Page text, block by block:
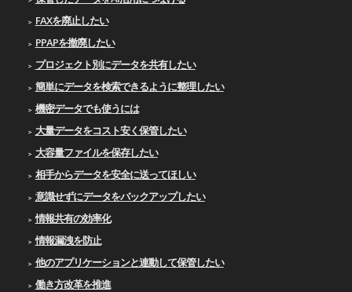
FAXを廃止したい
PPAPを撤廃したい
プロジェクト別にデータを共有したい
簡単にデータを検索できるように整理したい
機密データでも使うには
大量データをコスト安く保管したい
大容量ファイルを保存したい
相手からデータを安全に送ってほしい
意識せずにデータをバックアップしたい
情報共有の効率化
情報漏洩を防止
他のアプリケーションと連動して保管したい
働き方改革を推進